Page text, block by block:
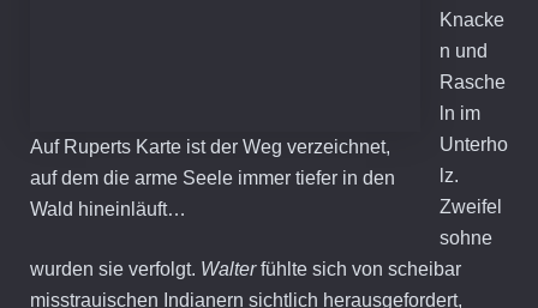
Auf Ruperts Karte ist der Weg verzeichnet,
auf dem die arme Seele immer tiefer in den
Wald hineinläuft…
Knacke
n und
Rasche
ln im
Unterho
lz.
Zweifel
sohne
wurden sie verfolgt. Walterfühlte sich von scheibar
misstrauischen Indianern sichtlich herausgefordert,